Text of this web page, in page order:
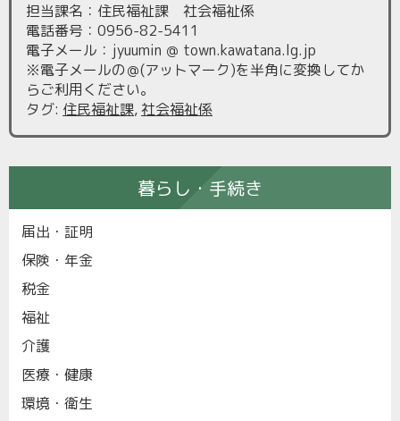
担当課名：住民福祉課 社会福祉係
電話番号：0956-82-5411
電子メール：jyuumin ＠ town.kawatana.lg.jp
※電子メールの＠(アットマーク)を半角に変換してか
らご利用ください。
タグ: 住民福祉課,社会福祉係
暮らし・手続き
届出・証明
保険・年金
税金
福祉
介護
医療・健康
環境・衛生